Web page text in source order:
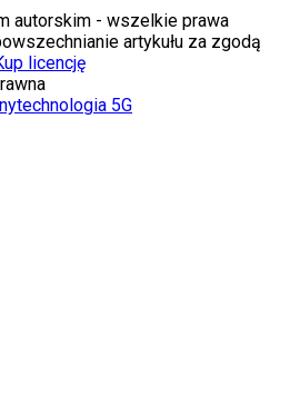
autorskim - wszelkie prawa
artykułu za zgodą
licencję
technologia 5G